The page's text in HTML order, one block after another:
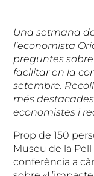
Una setmana
l’economista
preguntes
facilitar en la
setembre.
més
economistes i
Prop de 150
Museu de la
conferència a